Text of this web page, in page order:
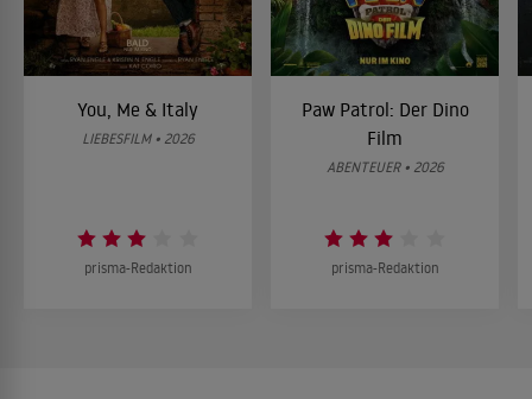
You, Me & Italy
LIEBESFILM • 2026
prisma-Redaktion
Paw Patrol: Der Dino
Film
ABENTEUER • 2026
prisma-Redaktion